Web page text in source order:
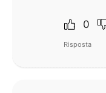
0
Risposta